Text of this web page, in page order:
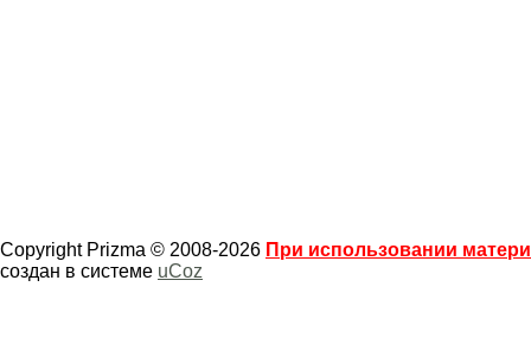
Copyright Prizma © 2008-2026 При использовании
создан в системе uCoz